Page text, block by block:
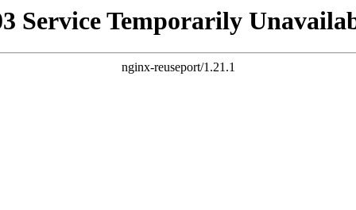
Service Temporarily
nginx-reuseport/1.21.1